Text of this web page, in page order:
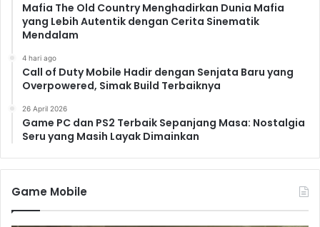
Mafia The Old Country Menghadirkan Dunia Mafia
yang Lebih Autentik dengan Cerita Sinematik
Mendalam
4 hari ago
Call of Duty Mobile Hadir dengan Senjata Baru yang
Overpowered, Simak Build Terbaiknya
26 April 2026
Game PC dan PS2 Terbaik Sepanjang Masa: Nostalgia
Seru yang Masih Layak Dimainkan
Game Mobile